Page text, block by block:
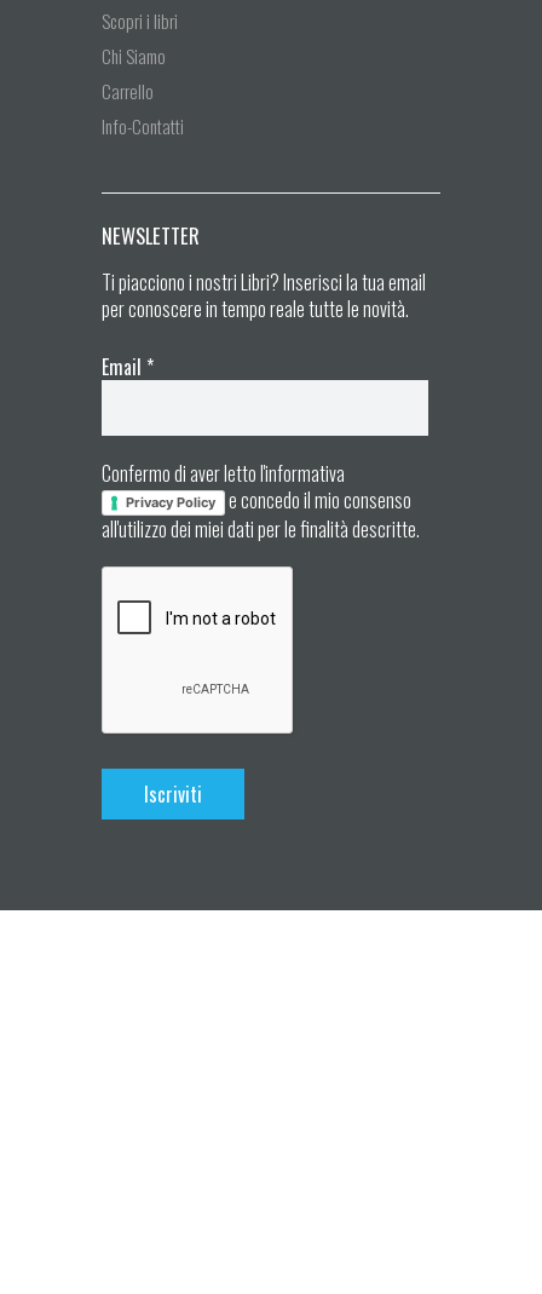
Scopri i libri
Chi Siamo
Carrello
Info-Contatti
NEWSLETTER
Ti piacciono i nostri Libri? Inserisci la tua email
per conoscere in tempo reale tutte le novità.
Email *
Confermo di aver letto l'informativa
Privacy Policy
e concedo il mio consenso
all'utilizzo dei miei dati per le finalità descritte.